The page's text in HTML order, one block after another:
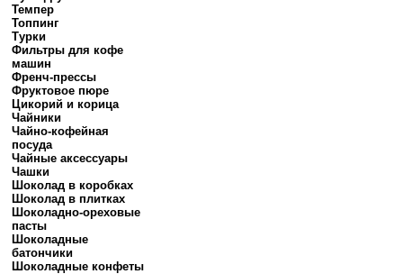
Темпер
Топпинг
Турки
Фильтры для кофе
машин
Френч-прессы
Фруктовое пюре
Цикорий и корица
Чайники
Чайно-кофейная
посуда
Чайные аксессуары
Чашки
Шоколад в коробках
Шоколад в плитках
Шоколадно-ореховые
пасты
Шоколадные
батончики
Шоколадные конфеты